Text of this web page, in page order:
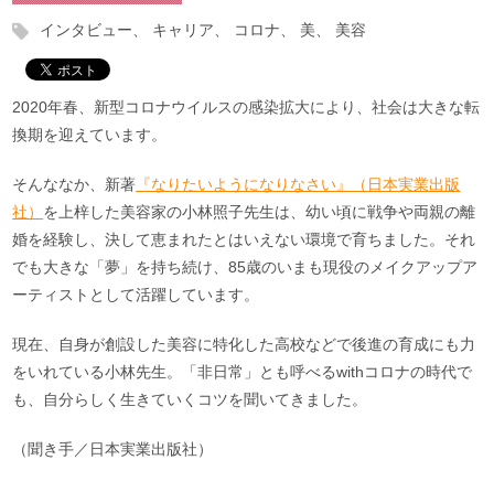
インタビュー キャリア コロナ 美 美容
2020年春、新型コロナウイルスの感染拡大により、社会は大きな転
換期を迎えています。
そんななか、新著 『なりたいようになりなさい』（日本実業出版
社） を上梓した美容家の小林照子先生は、幼い頃に戦争や両親の離
婚を経験し、決して恵まれたとはいえない環境で育ちました。それ
でも大きな「夢」を持ち続け、85歳のいまも現役のメイクアップア
ーティストとして活躍しています。
現在、自身が創設した美容に特化した高校などで後進の育成にも力
をいれている小林先生。「非日常」とも呼べるwithコロナの時代で
も、自分らしく生きていくコツを聞いてきました。
（聞き手／日本実業出版社）